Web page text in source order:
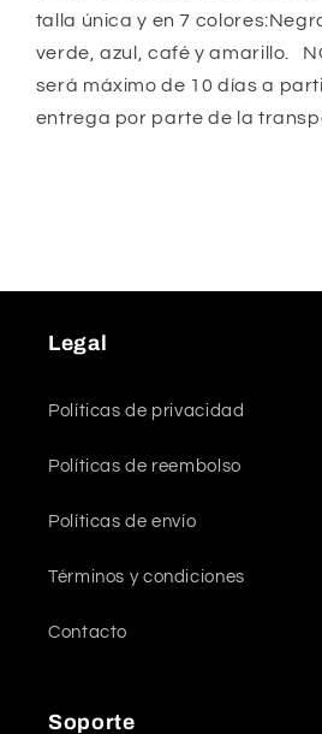
talla única y en 7
verde, azul, café y amarillo.
será máximo de 10 días a
entrega por parte de la
Legal
Políticas de privacidad
Políticas de reembolso
Políticas de envío
Términos y condiciones
Contacto
Soporte